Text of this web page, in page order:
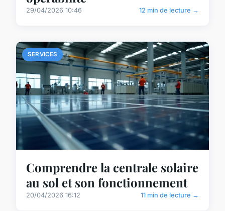
29/04/2026 10:46 12 min de lecture →
SERVICES
Comprendre la centrale solaire
au sol et son fonctionnement
20/04/2026 16:12 11 min de lecture →